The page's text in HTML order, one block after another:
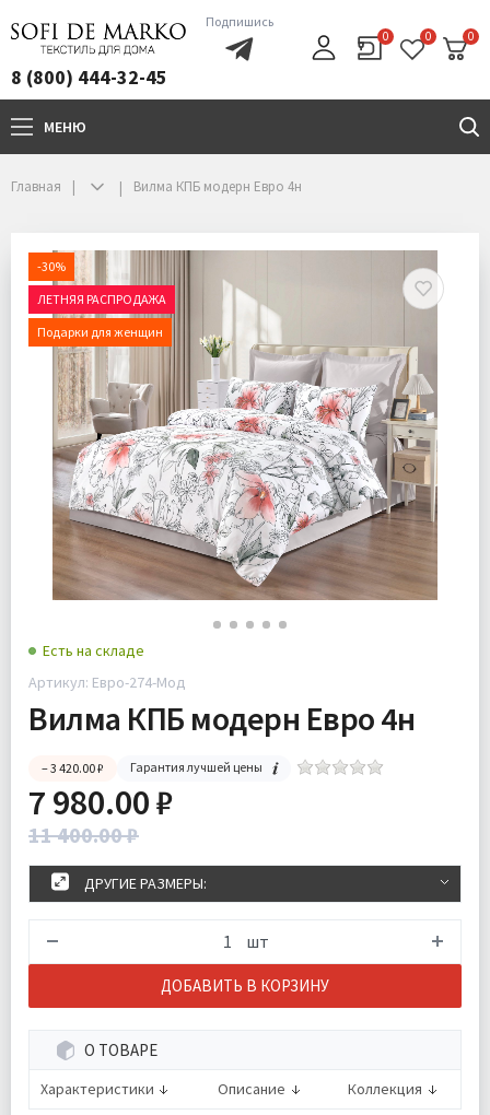
8 (800) 444-32-45
Подпишись
0 0 0
МЕНЮ
Главная Вилма КПБ модерн Евро 4н
-30%
ЛЕТНЯЯ РАСПРОДАЖА
Подарки для женщин
Есть на складе
Артикул: Евро-274-Мод
Вилма КПБ модерн Евро 4н
– 3 420.00 ₽ Гарантия лучшей цены
7 980.00 ₽
11 400.00 ₽
ДРУГИЕ РАЗМЕРЫ:
шт
ДОБАВИТЬ В КОРЗИНУ
О ТОВАРЕ
Характеристики Описание Коллекция